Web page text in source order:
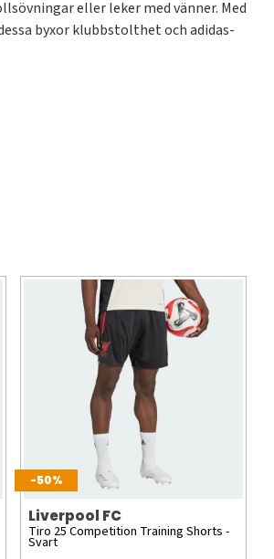
eller leker med vänner. Med
byxor klubbstolthet och adidas-
-50%
Liverpool FC
Tiro 25 Competition Training Shorts -
Svart